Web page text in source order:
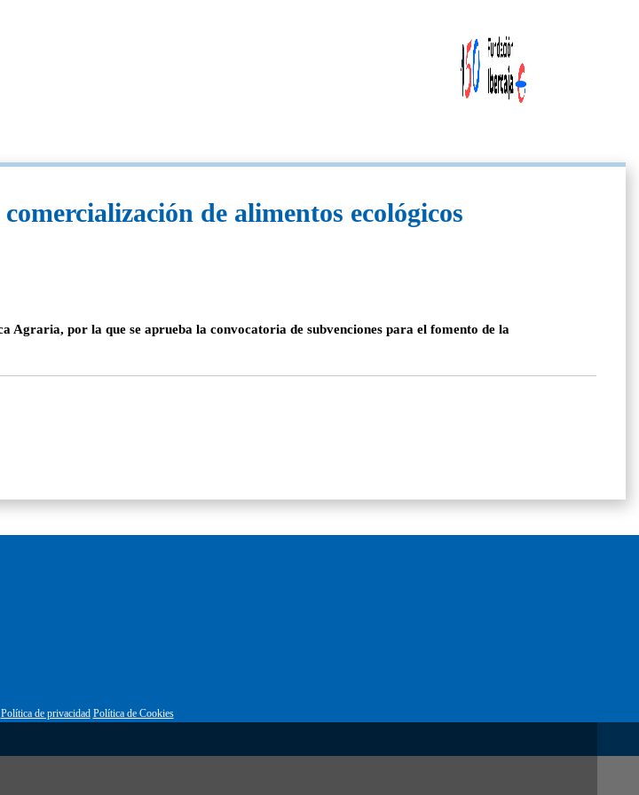
de alimentos ecológicos
por la que se aprueba la convocatoria de subvenciones para el fomento de la
Política de privacidad Política de Cookies